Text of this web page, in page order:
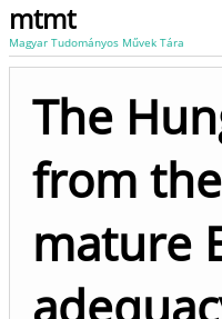
mtmt
Magyar Tudományos Művek Tára
The
from
mature